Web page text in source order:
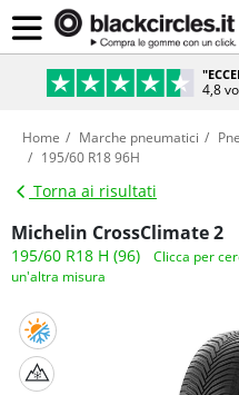
4,8
Home Marche pneumatici
195/60 R18 96H
Torna ai risultati
Michelin CrossClimate 2
195/60 R18 H (96)
Clicca per
un'altra misura